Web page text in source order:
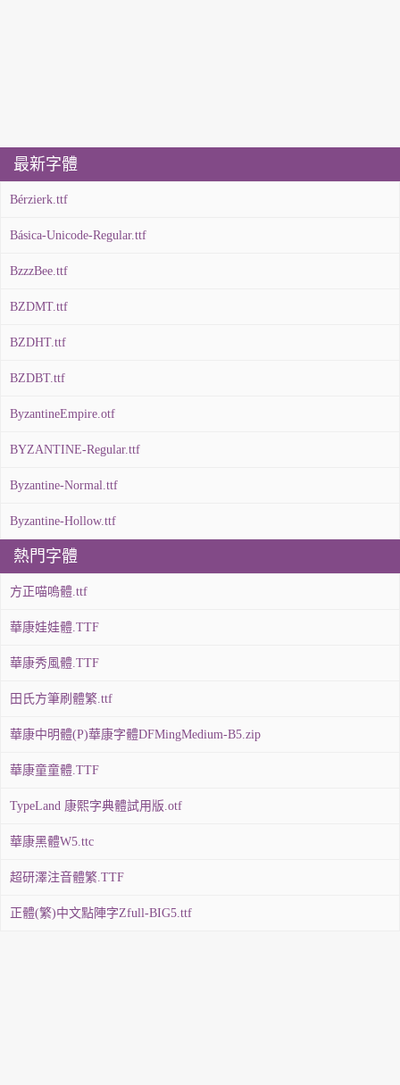
最新字體
Bérzierk.ttf
Básica-Unicode-Regular.ttf
BzzzBee.ttf
BZDMT.ttf
BZDHT.ttf
BZDBT.ttf
ByzantineEmpire.otf
BYZANTINE-Regular.ttf
Byzantine-Normal.ttf
Byzantine-Hollow.ttf
熱門字體
方正喵嗚體.ttf
華康娃娃體.TTF
華康秀風體.TTF
田氏方筆刷體繁.ttf
華康中明體(P)華康字體DFMingMedium-B5.zip
華康童童體.TTF
TypeLand 康熙字典體試用版.otf
華康黑體W5.ttc
超研澤注音體繁.TTF
正體(繁)中文點陣字Zfull-BIG5.ttf